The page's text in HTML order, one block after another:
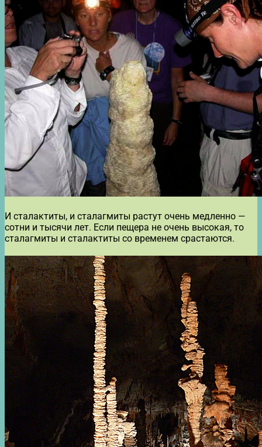
И сталактиты, и сталагмиты растут очень медленно —
сотни и тысячи лет. Если пещера не очень высокая, то
сталагмиты и сталактиты со временем срастаются.